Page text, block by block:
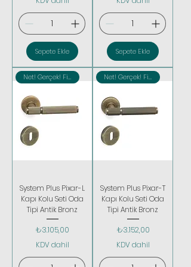
Sepete Ekle Sepete Ekle
Net! Gerçek! Fiyatlar
System Plus Pixar-L
Kapı Kolu Seti Oda
Tipi Antik Bronz
Fiyat
₺3.105,00
KDV dahil
Net! Gerçek! Fiyatlar
System Plus Pixar-T
Kapı Kolu Seti Oda
Tipi Antik Bronz
Fiyat
₺3.152,00
KDV dahil